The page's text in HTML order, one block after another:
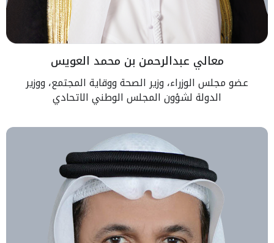
معالي عبدالرحمن بن محمد العويس
عضو مجلس الوزراء، وزير الصحة ووقاية المجتمع، ووزير
الدولة لشؤون المجلس الوطني الاتحادي